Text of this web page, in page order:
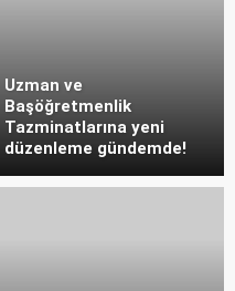
Uzman ve
Başöğretmenlik
Tazminatlarına yeni
düzenleme gündemde!